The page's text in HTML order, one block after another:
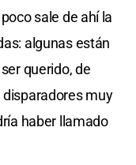
sale de ahí la
algunas están
querido, de
disparadores muy
haber llamado